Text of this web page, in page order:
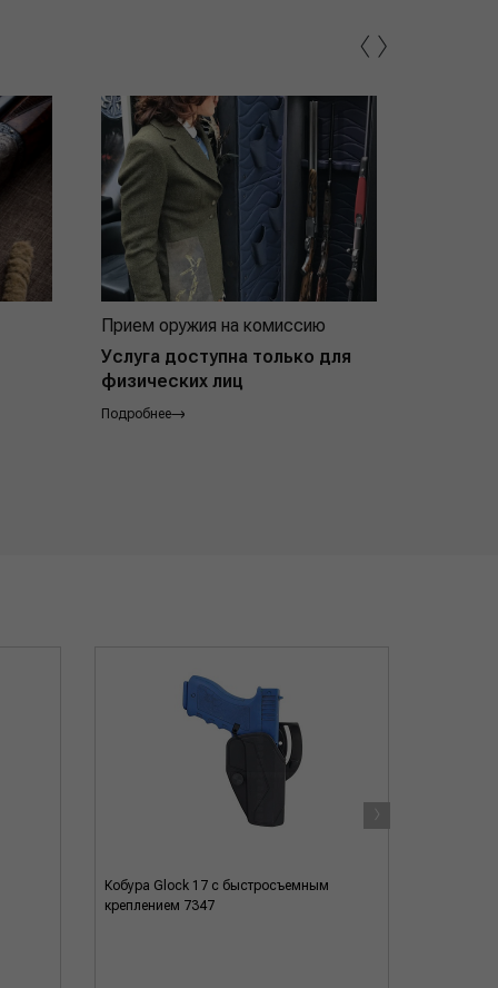
Прием оружия на комиссию
Услуга доступна только для
физических лиц
Подробнее
‹›
Кобура Glock 17 с быстросъемным
креплением 7347
›